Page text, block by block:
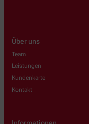
Über uns
Team
Leistungen
Kundenkarte
Kontakt